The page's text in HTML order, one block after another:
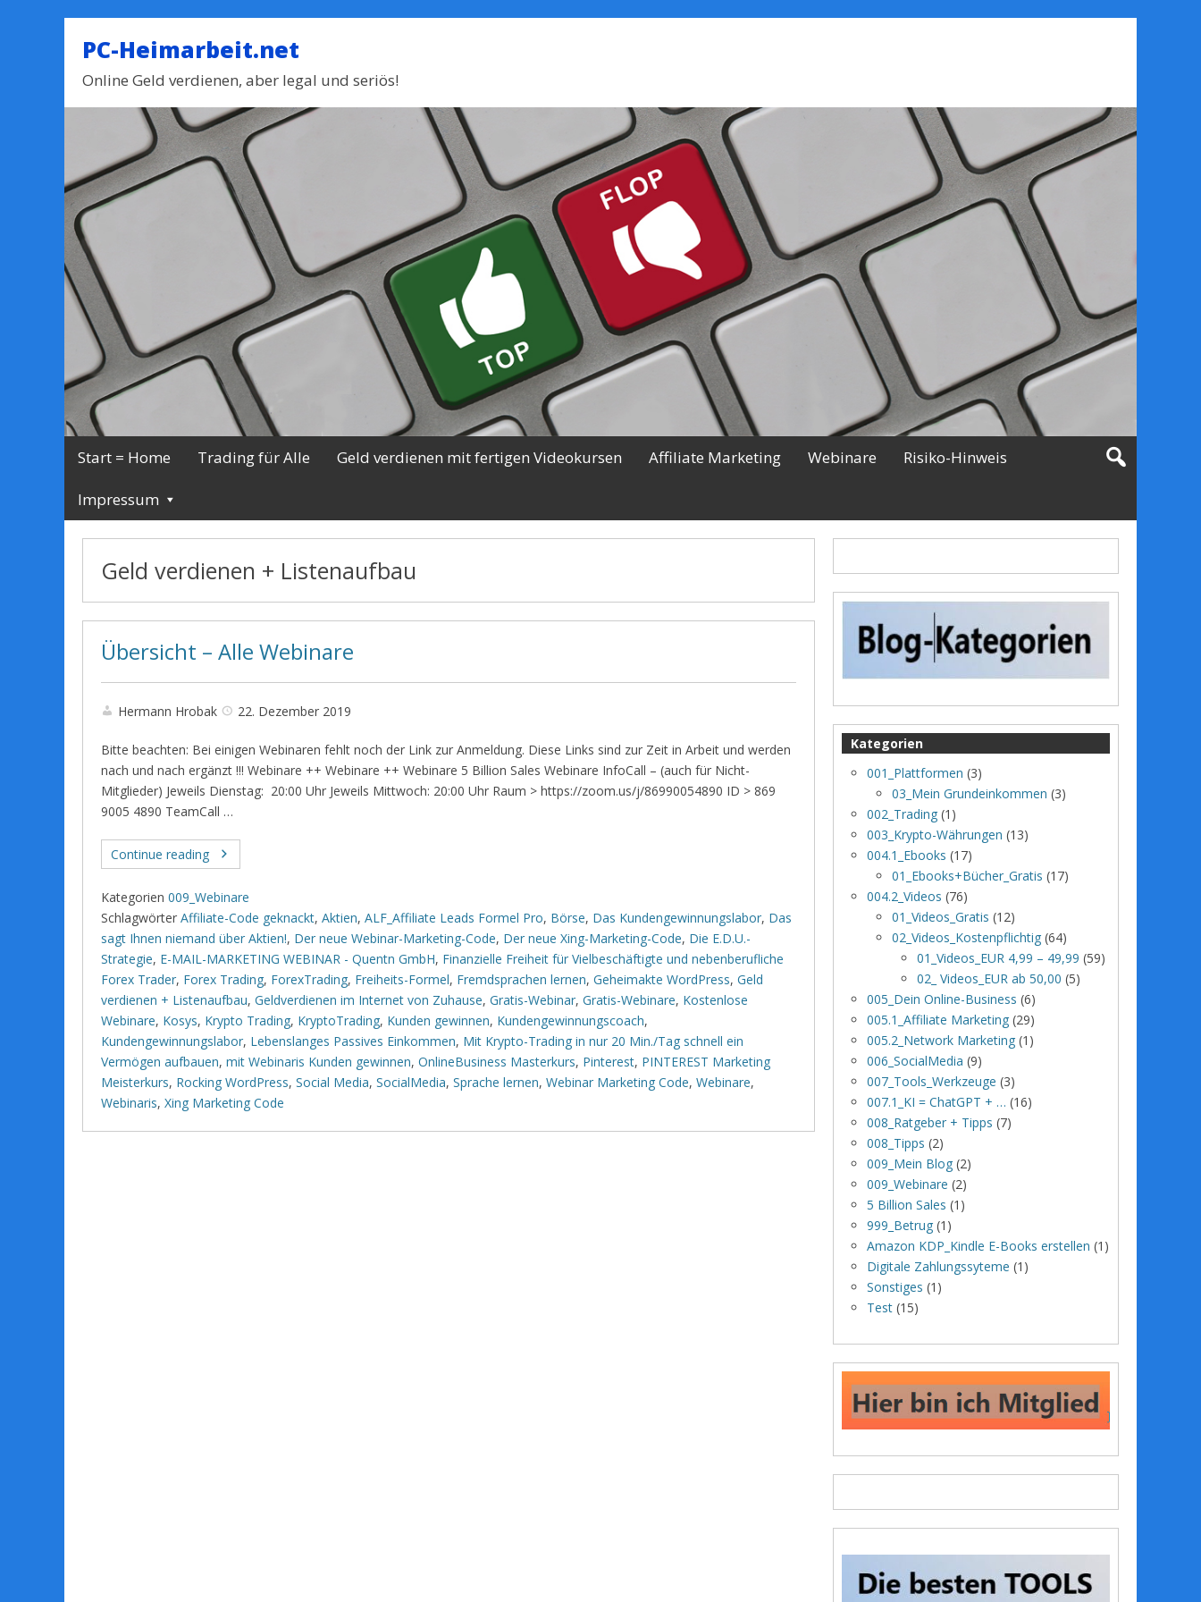
PC-Heimarbeit.net
Online Geld verdienen, aber legal und seriös!
Start = Home Trading für Alle Geld verdienen mit fertigen Videokursen Affiliate Marketing Webinare Risiko-Hinweis
Impressum
Geld verdienen + Listenaufbau
Übersicht – Alle Webinare
Hermann Hrobak 22. Dezember 2019
Bitte beachten: Bei einigen Webinaren fehlt noch der Link zur Anmeldung. Diese Links sind zur Zeit in Arbeit und werden
nach und nach ergänzt !!! Webinare ++ Webinare ++ Webinare 5 Billion Sales Webinare InfoCall – (auch für Nicht-
Mitglieder) Jeweils Dienstag: 20:00 Uhr Jeweils Mittwoch: 20:00 Uhr Raum > https://zoom.us/j/86990054890 ID > 869
9005 4890 TeamCall …
Continue reading
Kategorien 009_Webinare
Schlagwörter Affiliate-Code geknackt, Aktien, ALF_Affiliate Leads Formel Pro, Börse, Das Kundengewinnungslabor, Das
sagt Ihnen niemand über Aktien!, Der neue Webinar-Marketing-Code, Der neue Xing-Marketing-Code, Die E.D.U.-
Strategie, E-MAIL-MARKETING WEBINAR - Quentn GmbH, Finanzielle Freiheit für Vielbeschäftigte und nebenberufliche
Forex Trader, Forex Trading, ForexTrading, Freiheits-Formel, Fremdsprachen lernen, Geheimakte WordPress, Geld
verdienen + Listenaufbau, Geldverdienen im Internet von Zuhause, Gratis-Webinar, Gratis-Webinare, Kostenlose
Webinare, Kosys, Krypto Trading, KryptoTrading, Kunden gewinnen, Kundengewinnungscoach,
Kundengewinnungslabor, Lebenslanges Passives Einkommen, Mit Krypto-Trading in nur 20 Min./Tag schnell ein
Vermögen aufbauen, mit Webinaris Kunden gewinnen, OnlineBusiness Masterkurs, Pinterest, PINTEREST Marketing
Meisterkurs, Rocking WordPress, Social Media, SocialMedia, Sprache lernen, Webinar Marketing Code, Webinare,
Webinaris, Xing Marketing Code
Kategorien
001_Plattformen (3)
03_Mein Grundeinkommen (3)
002_Trading (1)
003_Krypto-Währungen (13)
004.1_Ebooks (17)
01_Ebooks+Bücher_Gratis (17)
004.2_Videos (76)
01_Videos_Gratis (12)
02_Videos_Kostenpflichtig (64)
01_Videos_EUR 4,99 – 49,99 (59)
02_ Videos_EUR ab 50,00 (5)
005_Dein Online-Business (6)
005.1_Affiliate Marketing (29)
005.2_Network Marketing (1)
006_SocialMedia (9)
007_Tools_Werkzeuge (3)
007.1_KI = ChatGPT + … (16)
008_Ratgeber + Tipps (7)
008_Tipps (2)
009_Mein Blog (2)
009_Webinare (2)
5 Billion Sales (1)
999_Betrug (1)
Amazon KDP_Kindle E-Books erstellen (1)
Digitale Zahlungssyteme (1)
Sonstiges (1)
Test (15)